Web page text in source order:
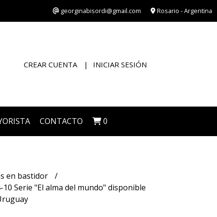
georginabisordi@gmail.com Rosario - Argentina
CREAR CUENTA INICIAR SESIÓN
CONTACTO 0
en bastidor
10 Serie "El alma del mundo" disponible